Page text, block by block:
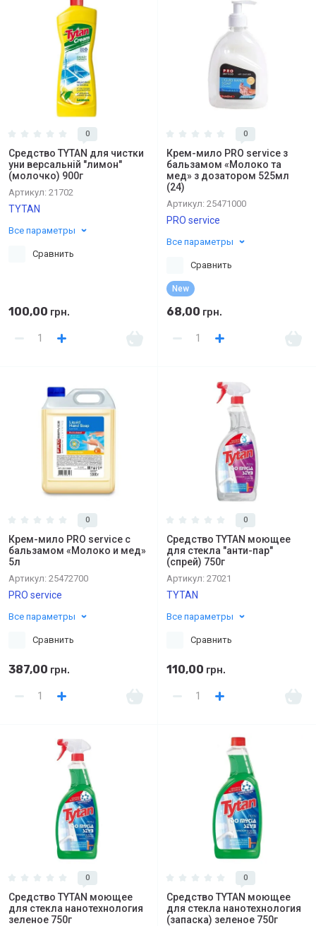
0
Средство TYTAN для чистки
уни версальній "лимон"
(молочко) 900г
Артикул: 21702
TYTAN
Все параметры
Сравнить
100,00 грн.
0
Крем-мило PRO service з
бальзамом «Молоко та
мед» з дозатором 525мл
(24)
Артикул: 25471000
PRO service
Все параметры
Сравнить
New
68,00 грн.
0
Крем-мило PRO service с
бальзамом «Молоко и мед»
5л
Артикул: 25472700
PRO service
Все параметры
Сравнить
387,00 грн.
0
Средство TYTAN моющее
для стекла "анти-пар"
(спрей) 750г
Артикул: 27021
TYTAN
Все параметры
Сравнить
110,00 грн.
0
Средство TYTAN моющее
для стекла нанотехнология
зеленое 750г
0
Средство TYTAN моющее
для стекла нанотехнология
(запаска) зеленое 750г